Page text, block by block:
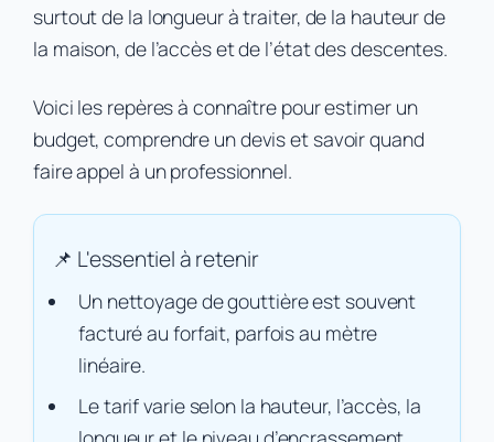
surtout de la longueur à traiter, de la hauteur de
la maison, de l’accès et de l’état des descentes.
Voici les repères à connaître pour estimer un
budget, comprendre un devis et savoir quand
faire appel à un professionnel.
Un nettoyage de gouttière est souvent
facturé au forfait, parfois au mètre
linéaire.
Le tarif varie selon la hauteur, l’accès, la